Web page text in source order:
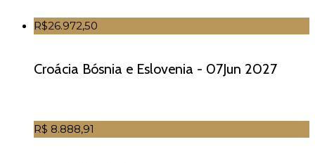
R$26.972,50
Croácia Bósnia e Eslovenia - 07Jun 2027
R$ 8.888,91